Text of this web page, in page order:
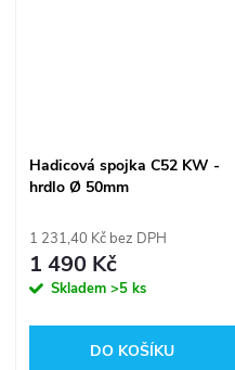
Hadicová spojka C52 KW -
hrdlo Ø 50mm
1 231,40 Kč bez DPH
1 490 Kč
Skladem >5 ks
DO KOŠÍKU